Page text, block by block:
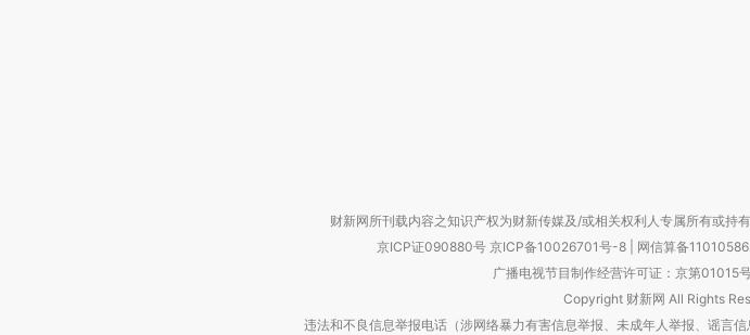
财新网所刊载内容之知识产权为财新传媒及/或相关权利人专属所有或持
京ICP证090880号 京ICP备10026701号-8 网信算备
广播电视节目制作经营许可证：京第01015
Copyright 财新网 All Rights
违法和不良信息举报电话（涉网络暴力有害信息举报、未成年人举报、谣